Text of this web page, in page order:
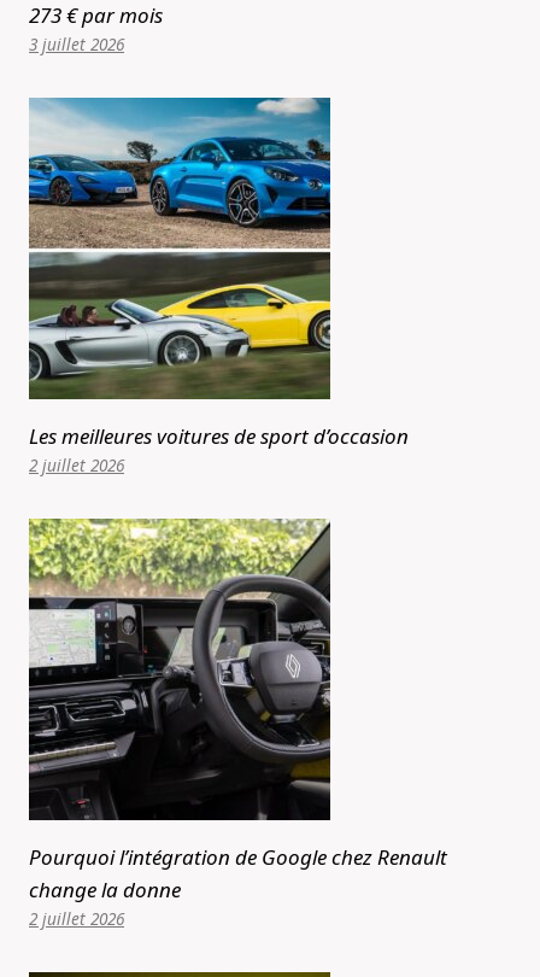
273 € par mois
3 juillet 2026
Les meilleures voitures de sport d’occasion
2 juillet 2026
Pourquoi l’intégration de Google chez Renault
change la donne
2 juillet 2026